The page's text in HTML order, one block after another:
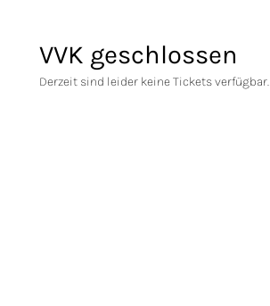
VVK geschlossen
Derzeit sind leider keine Tickets verfügbar.